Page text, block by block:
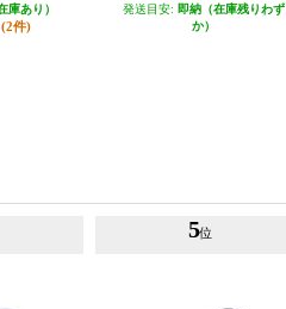
庫あり）
(2件)
発送目安: 即納（在庫残りわず
か）
5位